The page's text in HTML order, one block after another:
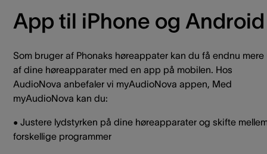
App til iPhone og Android
Som bruger af Phonaks høreappater kan du få endnu mere
af dine høreapparater med en app på mobilen. Hos
AudioNova anbefaler vi myAudioNova appen, Med
myAudioNova kan du:
• Justere lydstyrken på dine høreapparater og skifte
forskellige programmer